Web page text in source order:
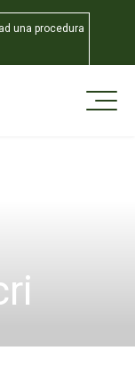
una procedura